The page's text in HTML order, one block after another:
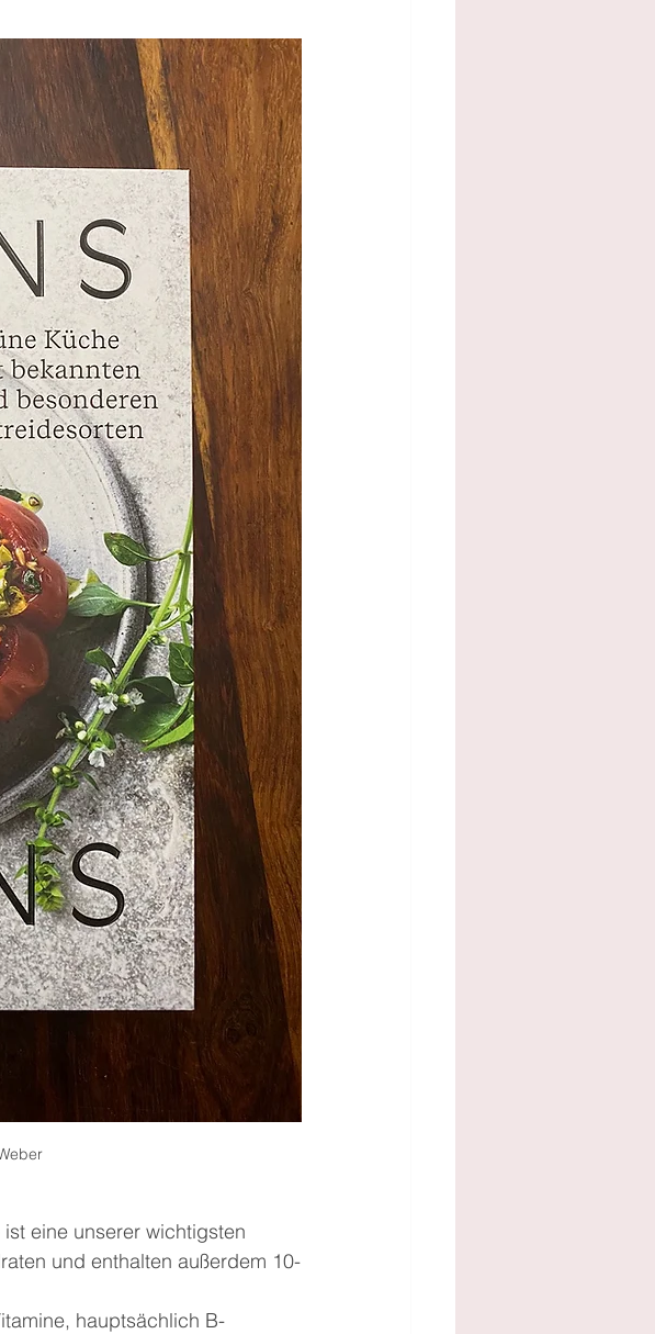
eine unserer wichtigsten
und enthalten außerdem 10-
hauptsächlich B-